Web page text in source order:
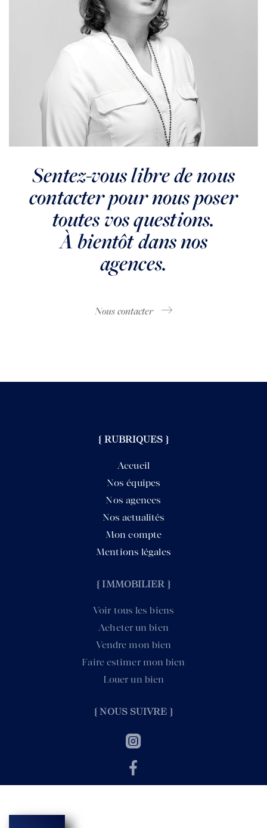
Sentez-vous libre de nous
contacter pour nous poser
toutes vos questions.
À bientôt dans nos
agences.
Nous contacter
{ RUBRIQUES }
Accueil
Nos équipes
Nos agences
Nos actualités
Mon compte
Mentions légales
{ IMMOBILIER }
Voir tous les biens
Acheter un bien
Vendre mon bien
Faire estimer mon bien
Louer un bien
{ NOUS SUIVRE }